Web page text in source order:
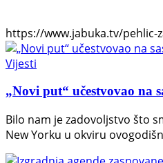
https://www.jabuka.tv/pehlic-
Vijesti
„Novi put“ učestvovao na
Bilo nam je zadovoljstvo što
New Yorku u okviru